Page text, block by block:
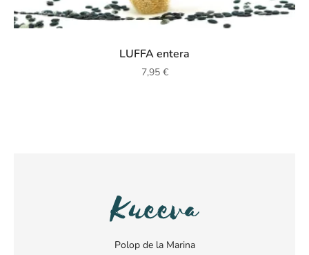
LUFFA entera
7,95 €
Polop de la Marina